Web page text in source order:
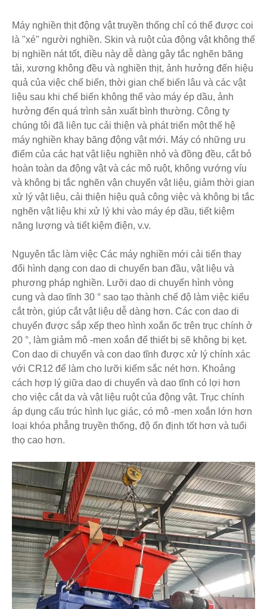
Máy nghiền thịt động vật truyền thống chỉ có thể được coi
là "xé" người nghiền. Skin và ruột của động vật không thể
bị nghiền nát tốt, điều này dễ dàng gây tắc nghẽn băng
tải, xương không đều và nghiền thịt, ảnh hưởng đến hiệu
quả của việc chế biến, thời gian chế biến lâu và các vật
liệu sau khi chế biến không thể vào máy ép dầu, ảnh
hưởng đến quá trình sản xuất bình thường. Công ty
chúng tôi đã liên tục cải thiện và phát triển một thế hệ
máy nghiền khay băng động vật mới. Máy có những ưu
điểm của các hạt vật liệu nghiền nhỏ và đồng đều, cắt bỏ
hoàn toàn da động vật và các mô ruột, không vướng víu
và không bị tắc nghẽn vận chuyển vật liệu, giảm thời gian
xử lý vật liệu, cải thiện hiệu quả công việc và không bị tắc
nghẽn vật liệu khi xử lý khi vào máy ép dầu, tiết kiệm
năng lượng và tiết kiệm điện, v.v.
Nguyên tắc làm việc Các máy nghiền mới cải tiến thay
đổi hình dạng con dao di chuyển ban đầu, vật liệu và
phương pháp nghiền. Lưỡi dao di chuyển hình vòng
cung và dao tĩnh 30 ° sao tạo thành chế độ làm việc kiểu
cắt tròn, giúp cắt vật liệu dễ dàng hơn. Các con dao di
chuyển được sắp xếp theo hình xoắn ốc trên trục chính ở
20 °, làm giảm mô -men xoắn để thiết bị sẽ không bị kẹt.
Con dao di chuyển và con dao tĩnh được xử lý chính xác
với CR12 để làm cho lưỡi kiếm sắc nét hơn. Khoảng
cách hợp lý giữa dao di chuyển và dao tĩnh có lợi hơn
cho việc cắt da và vật liệu ruột của động vật. Trục chính
áp dụng cấu trúc hình lục giác, có mô -men xoắn lớn hơn
loại khóa phẳng truyền thống, độ ổn định tốt hơn và tuổi
thọ cao hơn.